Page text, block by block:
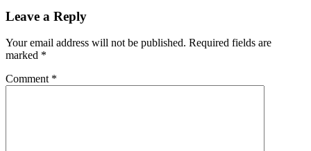
Leave a Reply
Your email address will not be published. Required fields are
marked *
Comment *